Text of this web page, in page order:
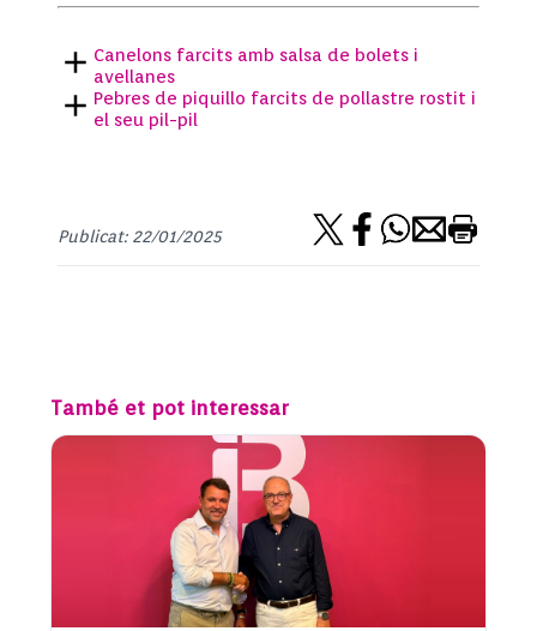
Canelons farcits amb salsa de bolets i
avellanes
Pebres de piquillo farcits de pollastre rostit i
el seu pil-pil
Publicat: 22/01/2025
També et pot interessar